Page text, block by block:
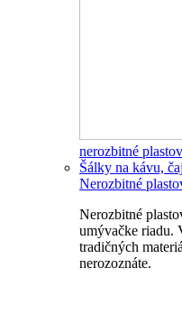
nerozbitné
Šálky na kávu, čaj
Nerozbitné
Nerozbitné
umývačke riadu.
tradičných
nerozoznáte.